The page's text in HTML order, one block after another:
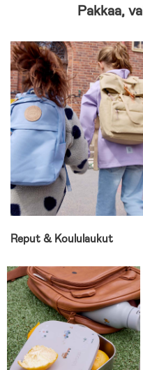
Pakkaa,
Reput & Koululaukut